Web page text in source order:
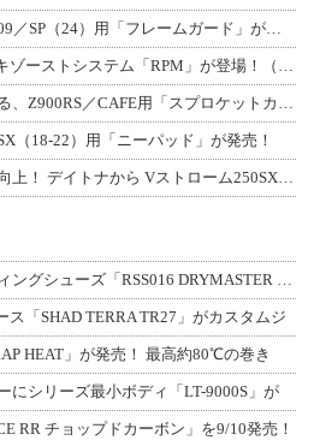
マジカルレーシングから MT-09／SP（24）用「フレームガード」が登場！
RPM から ホンダ GROM用エキゾーストシステム「RPM」が登場！（動画あり
カスタムスプロケットを見せる、Z900RS／CAFE用「スプロケットカバーフルキ
（18-22）用「ニーパッド」が発売！
ゲル素材入りで快適＆足つき向上！ デイトナから Vストローム250SX用「快適ロ
アールエスタイチの新ライディングシューズ「RSS016 DRYMASTER スト
「SHAD TERRA TR27」がカスタムジ
HEAT」が発売！ 最高約80℃の巻き
にシリーズ最小ボディ「LT-9000S」が
RR チョップドカーボン」を9/10発売！